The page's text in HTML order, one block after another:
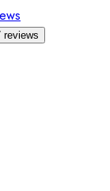
reviews